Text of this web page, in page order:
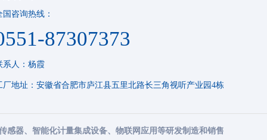
国咨询热线：
87307373
系人：杨霞
厂地址：安徽省合肥市庐江县五里北路长三角视听产业园4栋
感器、智能化计量集成设备、物联网应用等研发制造和销售